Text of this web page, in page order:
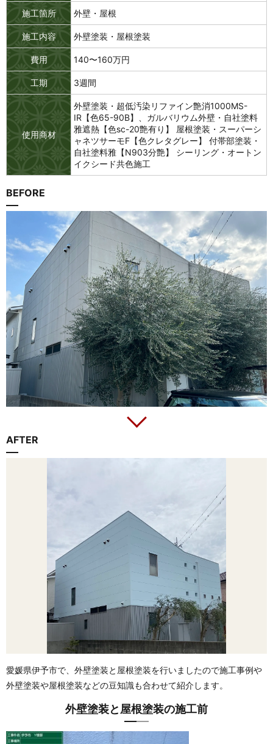
施工箇所 外壁・屋根
施工内容 外壁塗装・屋根塗装
費用 140〜160万円
工期 3週間
使用商材
外壁塗装・超低汚染リファイン艶消1000MS-
IR【色65-90B】、ガルバリウム外壁・自社塗料
雅遮熱【色sc-20艶有り】 屋根塗装・スーパーシ
ャネツサーモF【色クレタグレー】 付帯部塗装・
自社塗料雅【N903分艶】 シーリング・オートン
イクシード共色施工
BEFORE
AFTER
愛媛県伊予市で、外壁塗装と屋根塗装を行いましたので施工事例や
外壁塗装や屋根塗装などの豆知識も合わせて紹介します。
外壁塗装と屋根塗装の施工前